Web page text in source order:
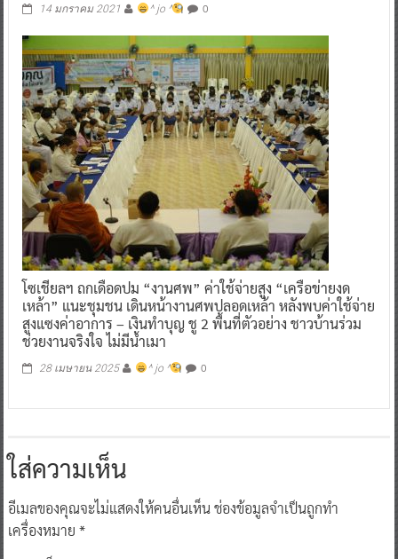
14 มกราคม 2021 ^ jo ^ 0
โซเชียลฯ ถกเดือดปม “งานศพ” ค่าใช้จ่ายสูง “เครือข่ายงด
เหล้า” แนะชุมชน เดินหน้างานศพปลอดเหล้า หลังพบค่าใช้จ่าย
สูงแซงค่าอาการ – เงินทำบุญ ชู 2 พื้นที่ตัวอย่าง ชาวบ้านร่วม
ช่วยงานจริงใจ ไม่มีน้ำเมา
28 เมษายน 2025 ^ jo ^ 0
ใส่ความเห็น
อีเมลของคุณจะไม่แสดงให้คนอื่นเห็นช่องข้อมูลจำเป็นถูกทำ
เครื่องหมาย *